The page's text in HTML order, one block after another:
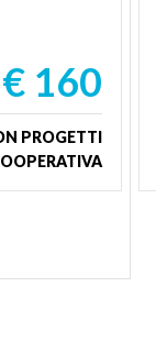
€ 160
PROGETTI